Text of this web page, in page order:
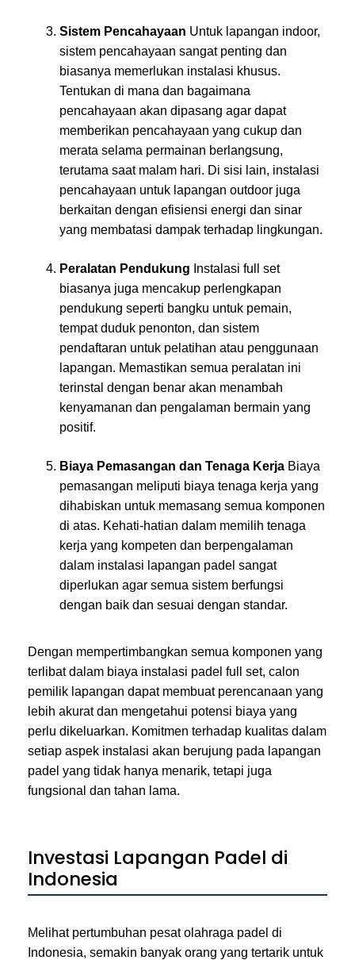
Sistem Pencahayaan Untuk lapangan indoor,
sistem pencahayaan sangat penting dan
biasanya memerlukan instalasi khusus.
Tentukan di mana dan bagaimana
pencahayaan akan dipasang agar dapat
memberikan pencahayaan yang cukup dan
merata selama permainan berlangsung,
terutama saat malam hari. Di sisi lain, instalasi
pencahayaan untuk lapangan outdoor juga
berkaitan dengan efisiensi energi dan sinar
yang membatasi dampak terhadap lingkungan.
Peralatan Pendukung Instalasi full set
biasanya juga mencakup perlengkapan
pendukung seperti bangku untuk pemain,
tempat duduk penonton, dan sistem
pendaftaran untuk pelatihan atau penggunaan
lapangan. Memastikan semua peralatan ini
terinstal dengan benar akan menambah
kenyamanan dan pengalaman bermain yang
positif.
Biaya Pemasangan dan Tenaga Kerja Biaya
pemasangan meliputi biaya tenaga kerja yang
dihabiskan untuk memasang semua komponen
di atas. Kehati-hatian dalam memilih tenaga
kerja yang kompeten dan berpengalaman
dalam instalasi lapangan padel sangat
diperlukan agar semua sistem berfungsi
dengan baik dan sesuai dengan standar.
Dengan mempertimbangkan semua komponen yang
terlibat dalam biaya instalasi padel full set, calon
pemilik lapangan dapat membuat perencanaan yang
lebih akurat dan mengetahui potensi biaya yang
perlu dikeluarkan. Komitmen terhadap kualitas dalam
setiap aspek instalasi akan berujung pada lapangan
padel yang tidak hanya menarik, tetapi juga
fungsional dan tahan lama.
Investasi Lapangan Padel di
Indonesia
Melihat pertumbuhan pesat olahraga padel di
Indonesia, semakin banyak orang yang tertarik untuk